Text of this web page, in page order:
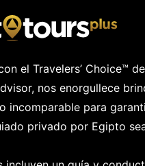
el Travelers’ Choice™
nos enorgullece
incomparable para
privado por Egipto